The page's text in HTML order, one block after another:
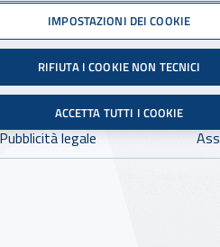
Infortuni
Facebook - Sito
X - Sito
Dove cercare:
Pubblicità legale
IMPOSTAZIONI DEI COOKIE
RIFIUTA I COOKIE NON TECNICI
ACCETTA TUTTI I COOKIE